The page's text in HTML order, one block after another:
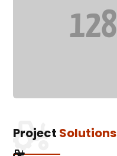
Project Solutions